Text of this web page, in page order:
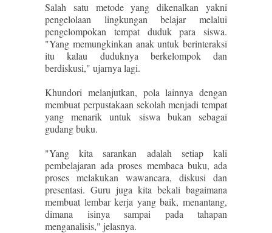
Salah satu metode yang dikenalkan yakni
pengelolaan lingkungan belajar melalui
pengelompokan tempat duduk para siswa.
"Yang memungkinkan anak untuk berinteraksi
itu kalau duduknya berkelompok dan
berdiskusi," ujarnya lagi.
Khundori melanjutkan, pola lainnya dengan
membuat perpustakaan sekolah menjadi tempat
yang menarik untuk siswa bukan sebagai
gudang buku.
"Yang kita sarankan adalah setiap kali
pembelajaran ada proses membaca buku, ada
proses melakukan wawancara, diskusi dan
presentasi. Guru juga kita bekali bagaimana
membuat lembar kerja yang baik, menantang,
dimana isinya sampai pada tahapan
menganalisis," jelasnya.